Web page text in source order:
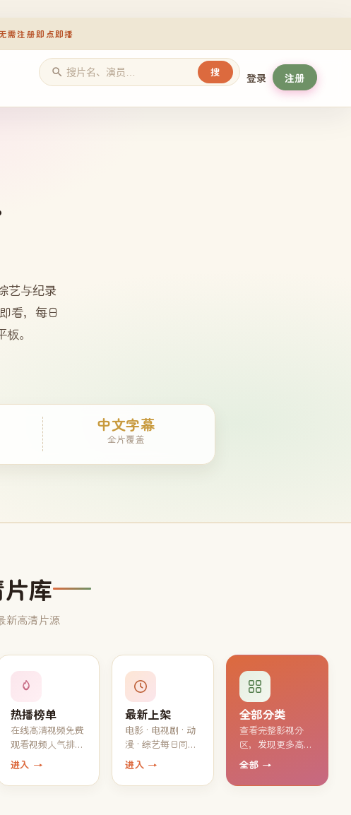
需注册即点即播
搜 登录 注册
艺与纪录
看，每日
。
中文字幕
全片覆盖
库
新高清片源
热播榜单
在线高清视频免费
观看视频人气排
行，大家都在追的
高分片单
进入 →
最新上架
电影 · 电视剧 · 动
漫 · 综艺每日同步
上新，最新高清视
频持续免费观看
进入 →
全部分类
查看完整影视分
区，发现更多高清
免费片源
全部 →